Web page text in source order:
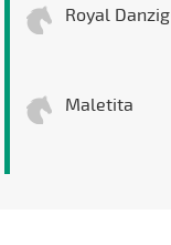
Royal Danzig
Maletita